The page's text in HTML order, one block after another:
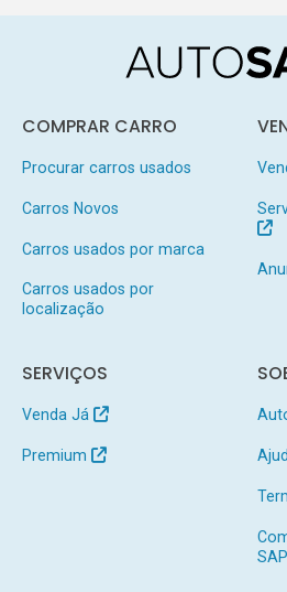
COMPRAR CARRO
Procurar carros usados
Carros Novos
Carros usados por marca
Carros usados por
localização
SERVIÇOS
Venda Já
Premium